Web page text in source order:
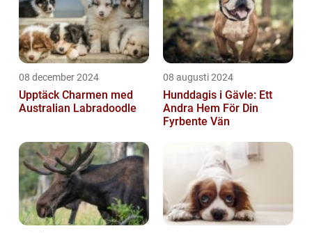
08 december 2024
Upptäck Charmen med
Australian Labradoodle
08 augusti 2024
Hunddagis i Gävle: Ett
Andra Hem För Din
Fyrbente Vän